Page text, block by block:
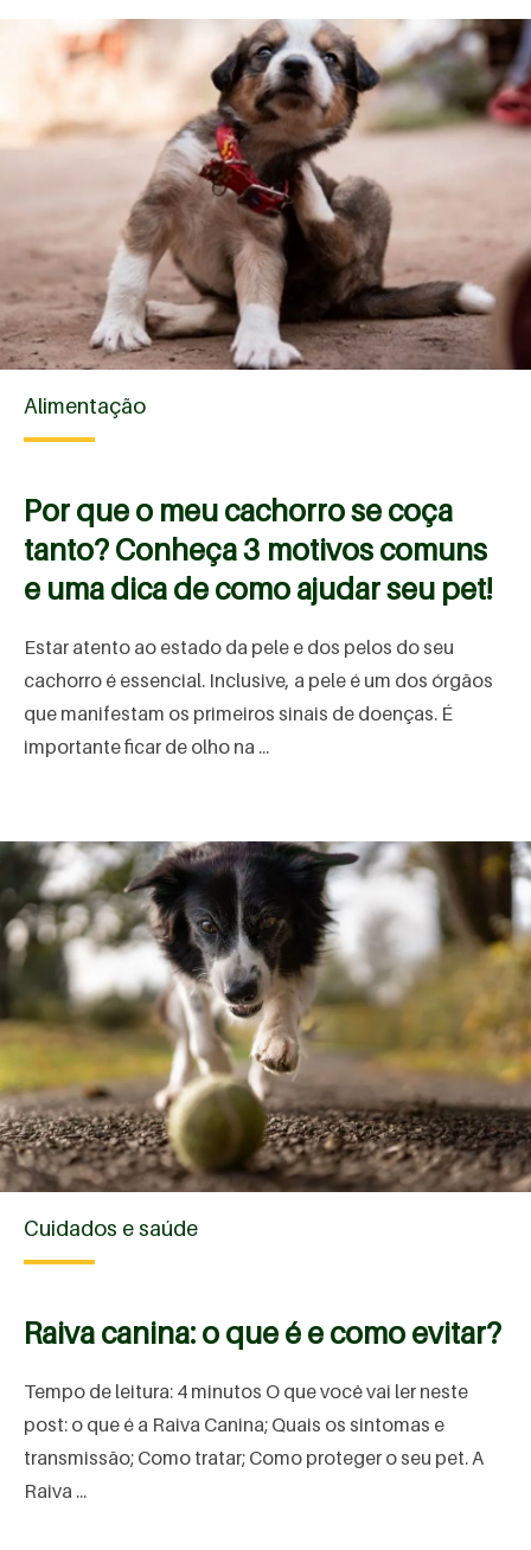
Alimentação
Por que o meu cachorro se coça
tanto? Conheça 3 motivos comuns
e uma dica de como ajudar seu pet!
Estar atento ao estado da pele e dos pelos do seu
cachorro é essencial. Inclusive, a pele é um dos órgãos
que manifestam os primeiros sinais de doenças. É
importante ficar de olho na ...
Cuidados e saúde
Raiva canina: o que é e como evitar?
Tempo de leitura: 4 minutos O que você vai ler neste
post: o que é a Raiva Canina; Quais os sintomas e
transmissão; Como tratar; Como proteger o seu pet. A
Raiva ...